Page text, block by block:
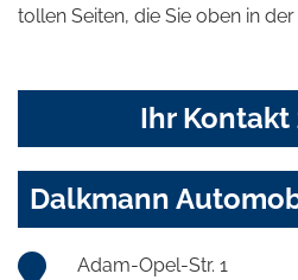
tollen Seiten, die Sie oben in
Ihr Kontakt
Dalkmann
Adam-Opel-Str. 1